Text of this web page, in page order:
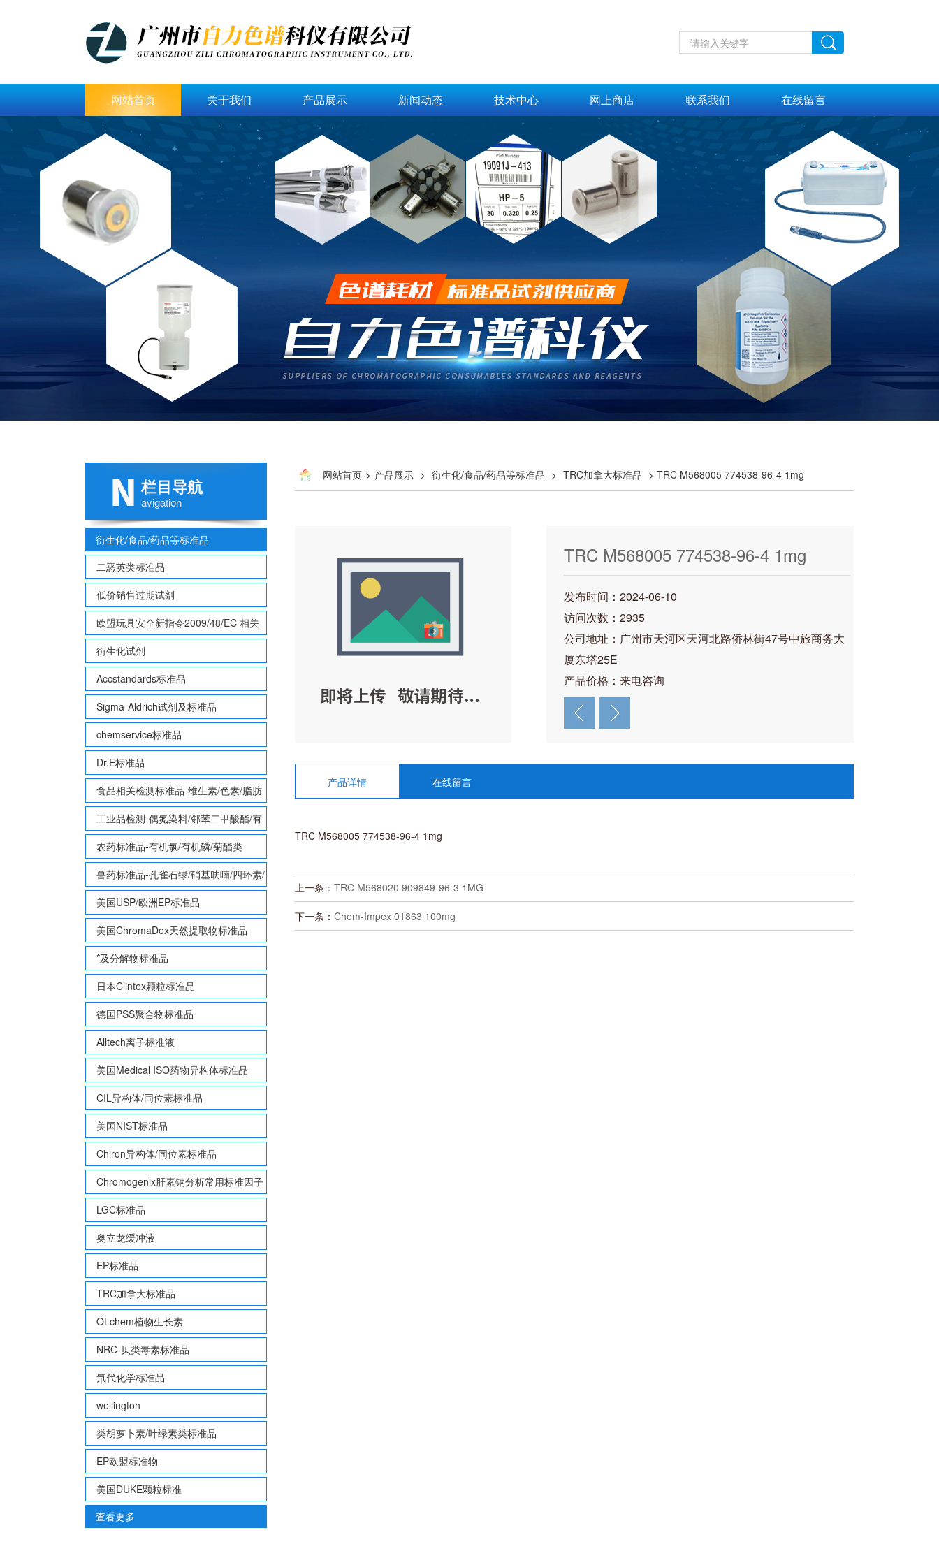
网站首页 关于我们 产品展示 新闻动态 技术中心 网上商店 联系我们 在线留言
栏目导航
avigation
衍生化/食品/药品等标准品
二恶英类标准品
低价销售过期试剂
欧盟玩具安全新指令2009/48/EC 相关
致敏性香味剂标准品
衍生化试剂
Accstandards标准品
Sigma-Aldrich试剂及标准品
chemservice标准品
Dr.E标准品
食品相关检测标准品-维生素/色素/脂肪
酸甲酯等
工业品检测-偶氮染料/邻苯二甲酸酯/有
机锡/多溴联苯/多溴联苯醚/多氯联苯
农药标准品-有机氯/有机磷/菊酯类
兽药标准品-孔雀石绿/硝基呋喃/四环素/
磺胺等
美国USP/欧洲EP标准品
美国ChromaDex天然提取物标准品
*及分解物标准品
日本Clintex颗粒标准品
德国PSS聚合物标准品
Alltech离子标准液
美国Medical ISO药物异构体标准品
CIL异构体/同位素标准品
美国NIST标准品
Chiron异构体/同位素标准品
Chromogenix肝素钠分析常用标准因子
LGC标准品
奥立龙缓冲液
EP标准品
TRC加拿大标准品
OLchem植物生长素
NRC-贝类毒素标准品
氘代化学标准品
wellington
类胡萝卜素/叶绿素类标准品
EP欧盟标准物
美国DUKE颗粒标准
查看更多
网站首页 > 产品展示 > 衍生化/食品/药品等标准品 > TRC加拿大标准品 > TRC M568005 774538-96-4 1mg
TRC M568005 774538-96-4 1mg
发布时间：2024-06-10
访问次数：2935
公司地址：广州市天河区天河北路侨林街47号中旅商务大
厦东塔25E
产品价格：来电咨询
产品详情 在线留言
TRC M568005 774538-96-4 1mg
上一条： TRC M568020 909849-96-3 1MG
下一条： Chem-Impex 01863 100mg